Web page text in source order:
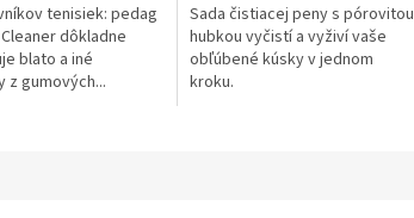
tenisiek: pedag
dôkladne
blato a iné
z gumových...
Sada čistiacej peny s pórovitou
hubkou vyčistí a vyživí vaše
obľúbené kúsky v jednom
kroku.